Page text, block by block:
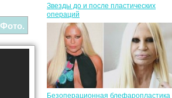
Фото.
Звезды до и после пластических
операций
Безоперационная блефаропластика